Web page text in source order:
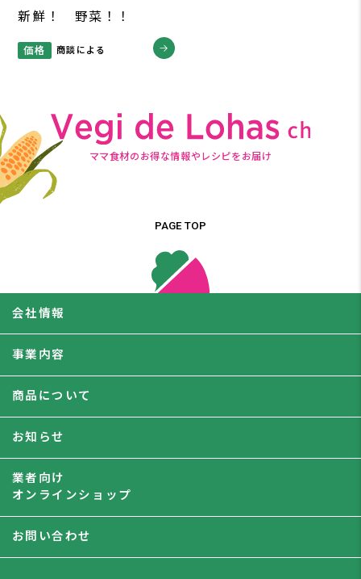
新鮮！ 野菜！！
価格 商談による
ママ食材のお得な情報やレシピをお届け
PAGE TOP
会社情報
事業内容
商品について
お知らせ
業者向け
オンラインショップ
お問い合わせ